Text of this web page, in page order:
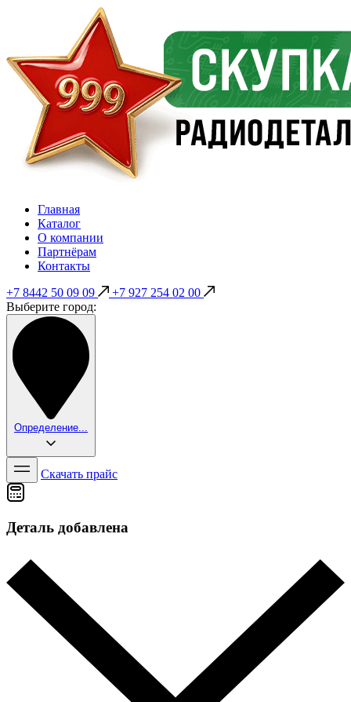
Главная
Каталог
О компании
Партнёрам
Контакты
+7 8442 50 09 09
+7 927 254 02 00
Выберите город:
Определение...
Скачать прайс
Деталь добавлена